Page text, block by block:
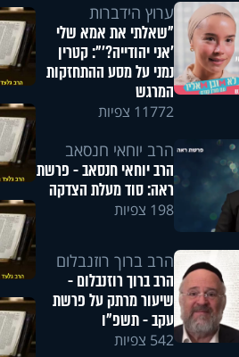
ערוץ הידברות
"שאלתי את אמא שלי
'אני יהודייה?'": קטרין
נמני על מסע ההתחזקות
המרגש
11772 צפיות
הרב יוחאי חנסאב
הרב יוחאי חנסאב - פרשת
ראה: סוד מעלת הצדקה
198 צפיות
הרב ברוך רוזנבלום
הרב ברוך רוזנבלום -
שיעור מרתק על פרשת
עקב - תשפ"ו
542 צפיות